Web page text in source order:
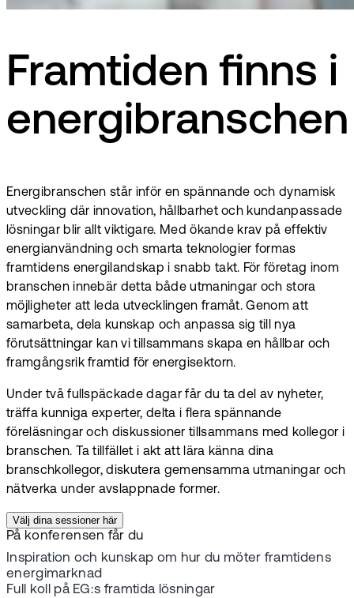
Framtiden finns i
energibranschen
Energibranschen står inför en spännande och dynamisk
utveckling där innovation, hållbarhet och kundanpassade
lösningar blir allt viktigare. Med ökande krav på effektiv
energianvändning och smarta teknologier formas
framtidens energilandskap i snabb takt. För företag inom
branschen innebär detta både utmaningar och stora
möjligheter att leda utvecklingen framåt. Genom att
samarbeta, dela kunskap och anpassa sig till nya
förutsättningar kan vi tillsammans skapa en hållbar och
framgångsrik framtid för energisektorn.
Under två fullspäckade dagar får du ta del av nyheter,
träffa kunniga experter, delta i flera spännande
föreläsningar och diskussioner tillsammans med kollegor i
branschen. Ta tillfället i akt att lära känna dina
branschkollegor, diskutera gemensamma utmaningar och
nätverka under avslappnade former.
Välj dina sessioner här
På konferensen får du
Inspiration och kunskap om hur du möter framtidens
energimarknad
Full koll på EG:s framtida lösningar